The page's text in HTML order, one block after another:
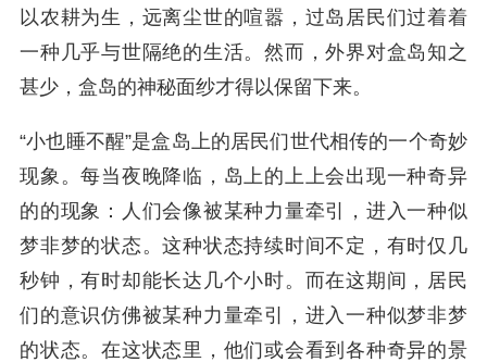
以农耕为生，远离尘世的喧嚣，过岛居民们过着着
一种几乎与世隔绝的生活。然而，外界对盒岛知之
甚少，盒岛的神秘面纱才得以保留下来。
“小也睡不醒”是盒岛上的居民们世代相传的一个奇妙
现象。每当夜晚降临，岛上的上上会出现一种奇异
的的现象：人们会像被某种力量牵引，进入一种似
梦非梦的状态。这种状态持续时间不定，有时仅几
秒钟，有时却能长达几个小时。而在这期间，居民
们的意识仿佛被某种力量牵引，进入一种似梦非梦
的状态。在这状态里，他们或会看到各种奇异的景